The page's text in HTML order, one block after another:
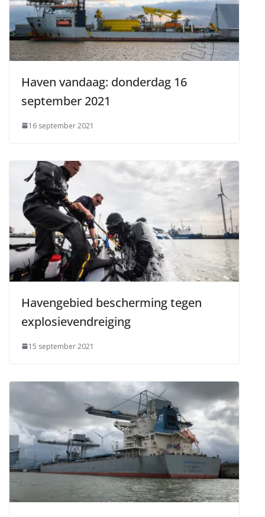
Haven vandaag: donderdag 16
september 2021
16 september 2021
Havengebied bescherming tegen
explosievendreiging
15 september 2021